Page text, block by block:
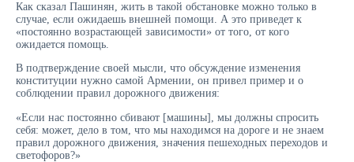
Как сказал Пашинян, жить в такой обстановке можно только в
случае, если ожидаешь внешней помощи. А это приведет к
«постоянно возрастающей зависимости» от того, от кого
ожидается помощь.
В подтверждение своей мысли, что обсуждение изменения
конституции нужно самой Армении, он привел пример и о
соблюдении правил дорожного движения:
«Если нас постоянно сбивают [машины], мы должны спросить
себя: может, дело в том, что мы находимся на дороге и не знаем
правил дорожного движения, значения пешеходных переходов и
светофоров?»